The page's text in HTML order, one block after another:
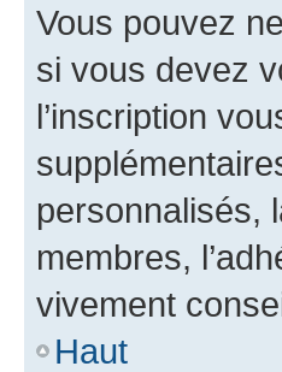
Vous pouvez
si vous devez
l’inscription
personnalisés,
membres,
vivement
Haut